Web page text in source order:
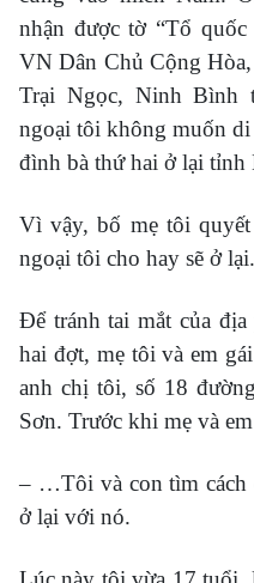
nhận được tờ “Tổ
VN Dân Chủ Cộng
Trại Ngọc, Ninh Bình
ngoại tôi không muốn
đình bà thứ hai ở lại tỉnh
Vì vậy, bố mẹ tôi
ngoại tôi cho hay sẽ ở lại.
Để tránh tai mắt của
hai đợt, mẹ tôi và em
anh chị tôi, số 18
Sơn. Trước khi mẹ và
– …Tôi và con tìm cách
ở lại với nó.